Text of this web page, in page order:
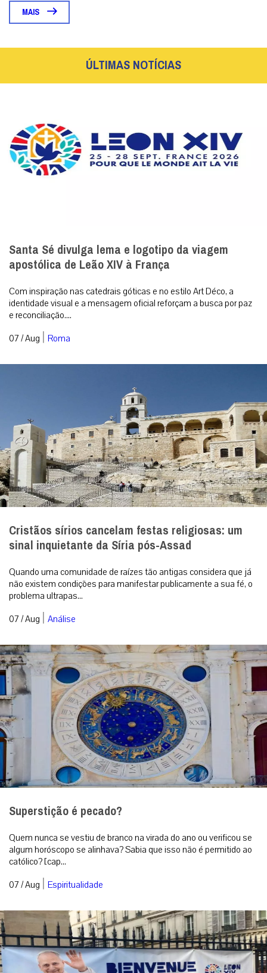
MAIS
ÚLTIMAS NOTÍCIAS
Santa Sé divulga lema e logotipo da viagem
apostólica de Leão XIV à França
Com inspiração nas catedrais góticas e no estilo Art Déco, a
identidade visual e a mensagem oficial reforçam a busca por paz
e reconciliação....
07 / Aug | Roma
Cristãos sírios cancelam festas religiosas: um
sinal inquietante da Síria pós-Assad
Quando uma comunidade de raízes tão antigas considera que já
não existem condições para manifestar publicamente a sua fé, o
problema ultrapas...
07 / Aug | Análise
Superstição é pecado?
Quem nunca se vestiu de branco na virada do ano ou verificou se
algum horóscopo se alinhava? Sabia que isso não é permitido ao
católico? [cap...
07 / Aug | Espiritualidade